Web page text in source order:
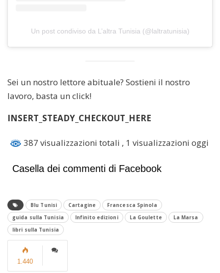
Un post condiviso da L’altra Tunisia (@laltratunisia)
Sei un nostro lettore abituale? Sostieni il nostro
lavoro, basta un click!
INSERT_STEADY_CHECKOUT_HERE
387 visualizzazioni totali , 1 visualizzazioni oggi
Casella dei commenti di Facebook
Blu Tunisi Cartagine
Francesca Spinola
guida sulla Tunisia
Infinito edizioni La Goulette
La Marsa
libri sulla Tunisia
1.440